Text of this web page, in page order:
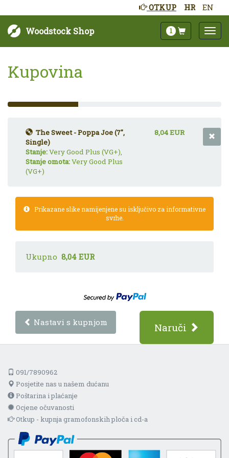
HR EN
OTKUP
Woodstock Shop 1
Kupovina
33%
Complete
The Sweet - Poppa Joe (7",
Single)
Stanje:Very Good Plus (VG+),
Stanje omota:Very Good Plus
(VG+)
8,04 EUR
Prikazane slike namijenjene su isključivo za informativne
svrhe.
Ukupno 8,04 EUR
Nastavi s kupnjom Naruči
091/7890962
Posjetite nas u našem dućanu
Poštarina i plaćanje
Ocjene očuvanosti
Otkup - kupnja gramofonskih ploča i cd-a